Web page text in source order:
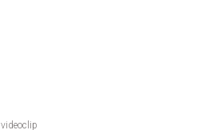
videoclip